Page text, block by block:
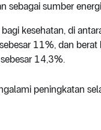
sebagai sumber
kesehatan, di
11%, dan berat
14,3%.
peningkatan